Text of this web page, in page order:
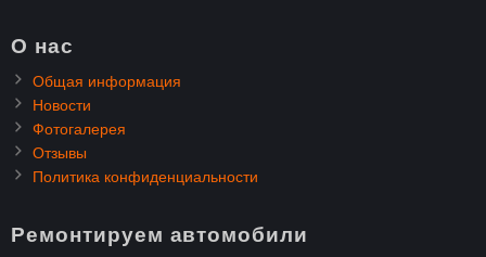
О нас
Общая информация
Новости
Фотогалерея
Отзывы
Политика конфиденциальности
Ремонтируем автомобили